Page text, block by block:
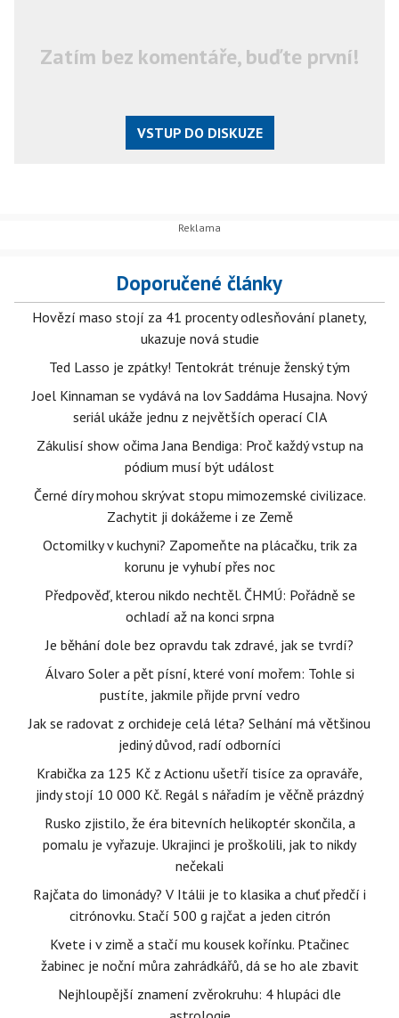
Zatím bez komentáře, buďte první!
VSTUP DO DISKUZE
Doporučené články
Hovězí maso stojí za 41 procenty odlesňování planety,
ukazuje nová studie
Ted Lasso je zpátky! Tentokrát trénuje ženský tým
Joel Kinnaman se vydává na lov Saddáma Husajna. Nový
seriál ukáže jednu z největších operací CIA
Zákulisí show očima Jana Bendiga: Proč každý vstup na
pódium musí být událost
Černé díry mohou skrývat stopu mimozemské civilizace.
Zachytit ji dokážeme i ze Země
Octomilky v kuchyni? Zapomeňte na plácačku, trik za
korunu je vyhubí přes noc
Předpověď, kterou nikdo nechtěl. ČHMÚ: Pořádně se
ochladí až na konci srpna
Je běhání dole bez opravdu tak zdravé, jak se tvrdí?
Álvaro Soler a pět písní, které voní mořem: Tohle si
pustíte, jakmile přijde první vedro
Jak se radovat z orchideje celá léta? Selhání má většinou
jediný důvod, radí odborníci
Krabička za 125 Kč z Actionu ušetří tisíce za opraváře,
jindy stojí 10 000 Kč. Regál s nářadím je věčně prázdný
Rusko zjistilo, že éra bitevních helikoptér skončila, a
pomalu je vyřazuje. Ukrajinci je proškolili, jak to nikdy
nečekali
Rajčata do limonády? V Itálii je to klasika a chuť předčí i
citrónovku. Stačí 500 g rajčat a jeden citrón
Kvete i v zimě a stačí mu kousek kořínku. Ptačinec
žabinec je noční můra zahrádkářů, dá se ho ale zbavit
Nejhloupější znamení zvěrokruhu: 4 hlupáci dle